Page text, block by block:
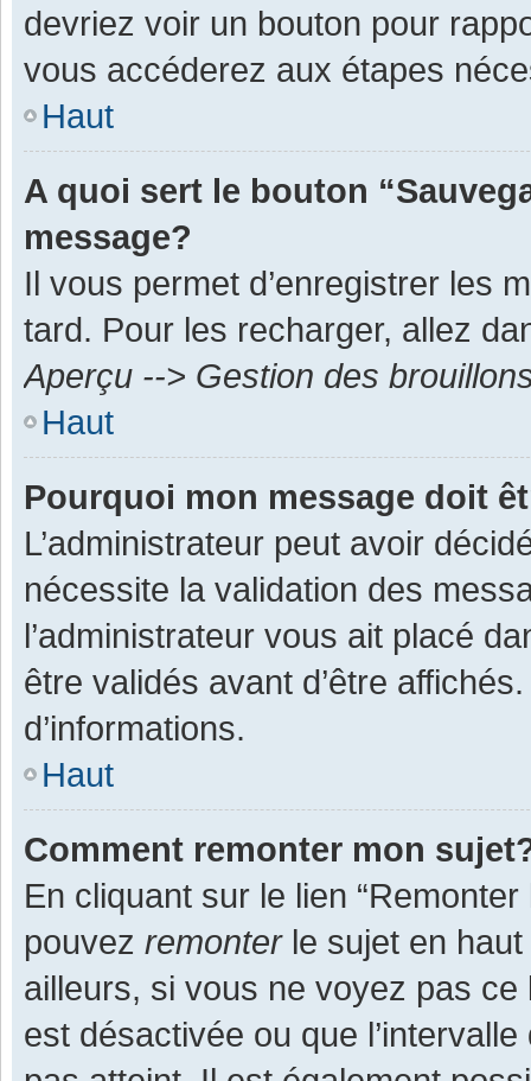
devriez voir un bouton pour
vous accéderez aux étapes
Haut
A quoi sert le bouton
message?
Il vous permet d’enregistrer les
tard. Pour les recharger, allez
Aperçu --> Gestion des
Haut
Pourquoi mon message doit
L’administrateur peut avoir
nécessite la validation des
l’administrateur vous ait placé
être validés avant d’être
d’informations.
Haut
Comment remonter mon
En cliquant sur le lien
pouvez remonterle sujet en haut
ailleurs, si vous ne voyez pas
est désactivée ou que